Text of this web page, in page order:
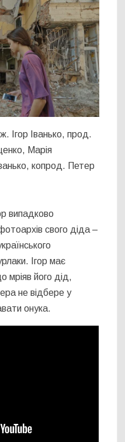
Ігор Іванько, прод.
Марія
копрод. Петер
випадково
свого діда –
Ігор має
мріяв його дід,
не відбере у
онука.